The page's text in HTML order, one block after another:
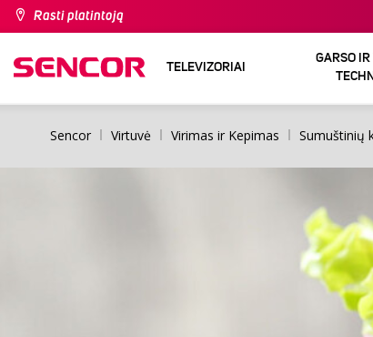
Rasti platintoją
TELEVIZORIAI
GARSO
Sencor Virtuvė Virimas ir Kepimas Sumuštinių